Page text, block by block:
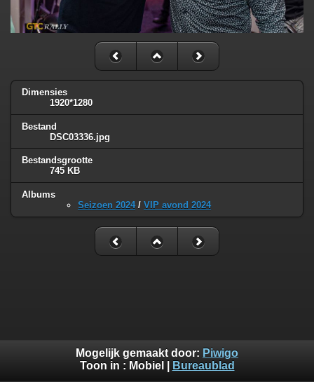
Dimensies
1920*1280
Bestand
DSC03336.jpg
Bestandsgrootte
745 KB
Albums
Seizoen 2024/ VIP avond 2024
Mogelijk gemaakt door: Piwigo
Toon in : Mobiel Bureaublad